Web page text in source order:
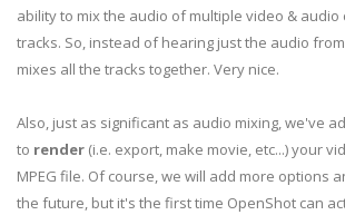
ability to mix the audio of multiple video & audio
tracks. So, instead of hearing just the audio
mixes all the tracks together. Very nice.
Also, just as significant as audio mixing, we've
to render (i.e. export, make movie, etc...) your
MPEG file. Of course, we will add more options
the future, but it's the first time OpenShot can